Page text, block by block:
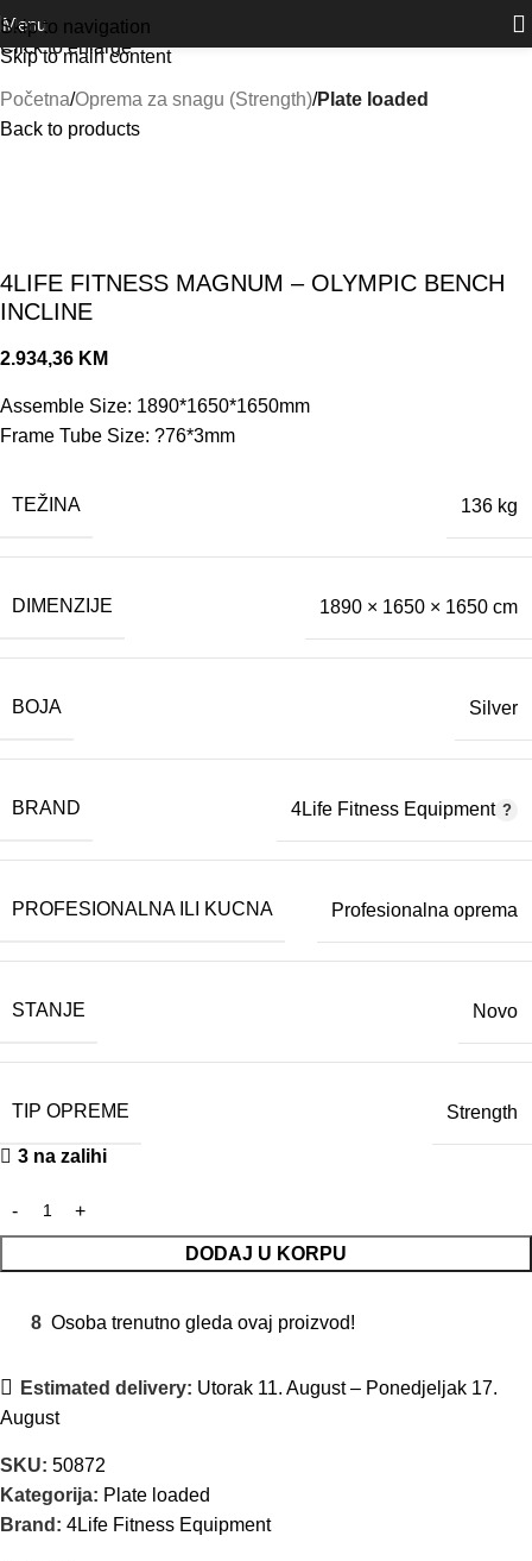
Skip to navigation
Skip to main content
Outlet
Menu
Click to enlarge
Početna Oprema za snagu (Strength) Plate loaded
Back to products
4LIFE FITNESS MAGNUM – OLYMPIC BENCH
INCLINE
2.934,36 KM
Assemble Size: 1890*1650*1650mm
Frame Tube Size: ?76*3mm
TEŽINA 136 kg
DIMENZIJE 1890 × 1650 × 1650 cm
BOJA Silver
BRAND 4Life Fitness Equipment
PROFESIONALNA ILI KUCNA Profesionalna oprema
STANJE Novo
TIP OPREME Strength
3 na zalihi
DODAJ U KORPU
8 Osoba trenutno gleda ovaj proizvod!
Estimated delivery: Utorak 11. August – Ponedjeljak 17.
August
SKU: 50872
Kategorija: Plate loaded
Brand: 4Life Fitness Equipment